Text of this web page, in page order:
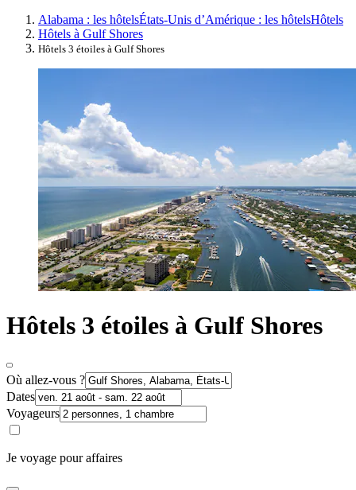
Alabama : les hôtelsÉtats-Unis d’Amérique : les hôtelsHôtels
Hôtels à Gulf Shores
Hôtels 3 étoiles à Gulf Shores
Hôtels 3 étoiles à Gulf Shores
Où allez-vous ?
Dates
Voyageurs
Je voyage pour affaires